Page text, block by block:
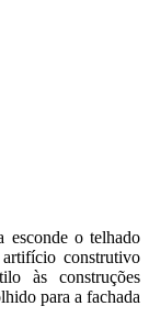
esconde o telhado
construtivo
às construções
para a fachada